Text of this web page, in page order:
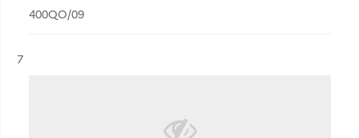
400QO/09
Résultat n°
7